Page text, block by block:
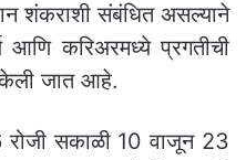
शंकराशी संबंधित असल्याने
आणि करिअरमध्ये प्रगतीची
केली जात आहे.
सकाळी 10 वाजून 23